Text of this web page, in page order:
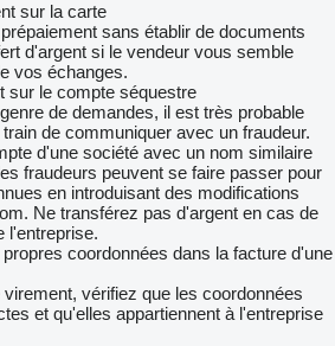
sur la carte
sans établir de documents
d'argent si le vendeur vous semble
vos échanges.
sur le compte séquestre
de demandes, il est très probable
de communiquer avec un fraudeur.
d'une société avec un nom similaire
fraudeurs peuvent se faire passer pour
en introduisant des modifications
Ne transférez pas d'argent en cas de
l'entreprise.
coordonnées dans la facture d'une
vérifiez que les coordonnées
et qu'elles appartiennent à l'entreprise